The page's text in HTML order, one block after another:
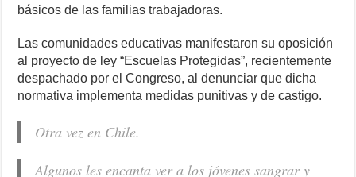
básicos de las familias trabajadoras.
Las comunidades educativas manifestaron su oposición
al proyecto de ley “Escuelas Protegidas”, recientemente
despachado por el Congreso, al denunciar que dicha
normativa implementa medidas punitivas y de castigo.
Otra vez en Chile.
Algunos les encanta ver a los jóvenes sangrar y